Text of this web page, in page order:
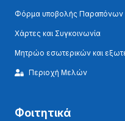
Φόρμα υποβολής Παραπόνων
Χάρτες και Συγκοινωνία
Μητρώο εσωτερικών και
Περιοχή Μελών
Φοιτητικά